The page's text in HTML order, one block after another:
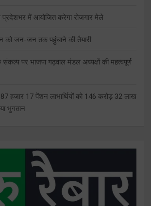
प्रदेशभर में आयोजित करेगा रोजगार मेले
को जन-जन तक पहुंचाने की तैयारी
संकल्प पर भाजपा गढ़वाल मंडल अध्यक्षों की महत्वपूर्ण
हजार 17 पेंशन लाभार्थियों को 146 करोड़ 32 लाख
भुगतान